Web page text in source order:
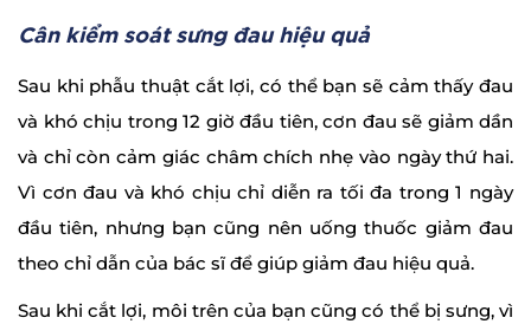
Cân kiểm soát sưng đau hiệu quả
Sau khi phẫu thuật cắt lợi, có thể bạn sẽ cảm thấy đau
và khó chịu trong 12 giờ đầu tiên, cơn đau sẽ giảm dần
và chỉ còn cảm giác châm chích nhẹ vào ngày thứ hai.
Vì cơn đau và khó chịu chỉ diễn ra tối đa trong 1 ngày
đầu tiên, nhưng bạn cũng nên uống thuốc giảm đau
theo chỉ dẫn của bác sĩ để giúp giảm đau hiệu quả.
Sau khi cắt lợi, môi trên của bạn cũng có thể bị sưng, vì